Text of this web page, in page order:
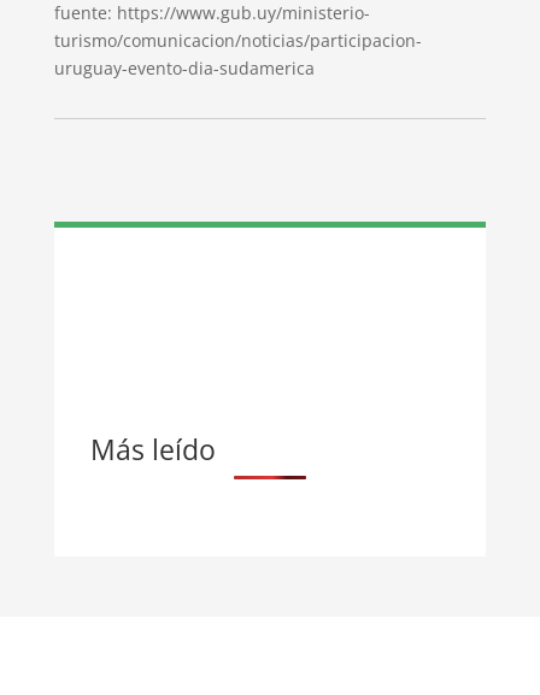
fuente: https://www.gub.uy/ministerio-
turismo/comunicacion/noticias/participacion-
uruguay-evento-dia-sudamerica
Más leído